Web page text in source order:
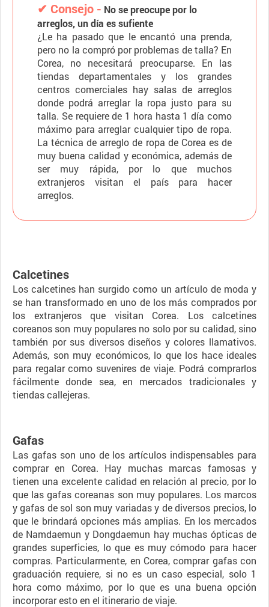
✔ Consejo - No se preocupe por lo
arreglos, un día es sufiente
¿Le ha pasado que le encantó una prenda,
pero no la compró por problemas de talla? En
Corea, no necesitará preocuparse. En las
tiendas departamentales y los grandes
centros comerciales hay salas de arreglos
donde podrá arreglar la ropa justo para su
talla. Se requiere de 1 hora hasta 1 día como
máximo para arreglar cualquier tipo de ropa.
La técnica de arreglo de ropa de Corea es de
muy buena calidad y económica, además de
ser muy rápida, por lo que muchos
extranjeros visitan el país para hacer
arreglos.
Calcetines
Los calcetines han surgido como un artículo de moda y
se han transformado en uno de los más comprados por
los extranjeros que visitan Corea. Los calcetines
coreanos son muy populares no solo por su calidad, sino
también por sus diversos diseños y colores llamativos.
Además, son muy económicos, lo que los hace ideales
para regalar como suvenires de viaje. Podrá comprarlos
fácilmente donde sea, en mercados tradicionales y
tiendas callejeras.
Gafas
Las gafas son uno de los artículos indispensables para
comprar en Corea. Hay muchas marcas famosas y
tienen una excelente calidad en relación al precio, por lo
que las gafas coreanas son muy populares. Los marcos
y gafas de sol son muy variadas y de diversos precios, lo
que le brindará opciones más amplias. En los mercados
de Namdaemun y Dongdaemun hay muchas ópticas de
grandes superficies, lo que es muy cómodo para hacer
compras. Particularmente, en Corea, comprar gafas con
graduación requiere, si no es un caso especial, solo 1
hora como máximo, por lo que es una buena opción
incorporar esto en el itinerario de viaje.